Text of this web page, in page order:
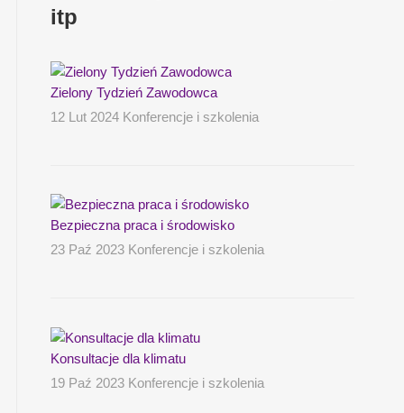
itp
Zielony Tydzień Zawodowca
12 Lut 2024 Konferencje i szkolenia
Bezpieczna praca i środowisko
23 Paź 2023 Konferencje i szkolenia
Konsultacje dla klimatu
19 Paź 2023 Konferencje i szkolenia